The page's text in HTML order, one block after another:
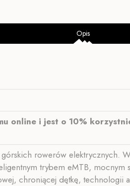
Opis
online i jest o 10%
rowerów elektrycznych.
trybem eMTB,
chroniącej dętkę,